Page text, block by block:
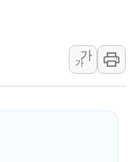
SBI저축은행, 최고 연
美중간선거 '색깔론' 덧
보훈부, 내년 워싱턴서
가온전선, 싱가포르 도
정점식, '부산 돌려차
[특징주] 美 반도체 약
가
가